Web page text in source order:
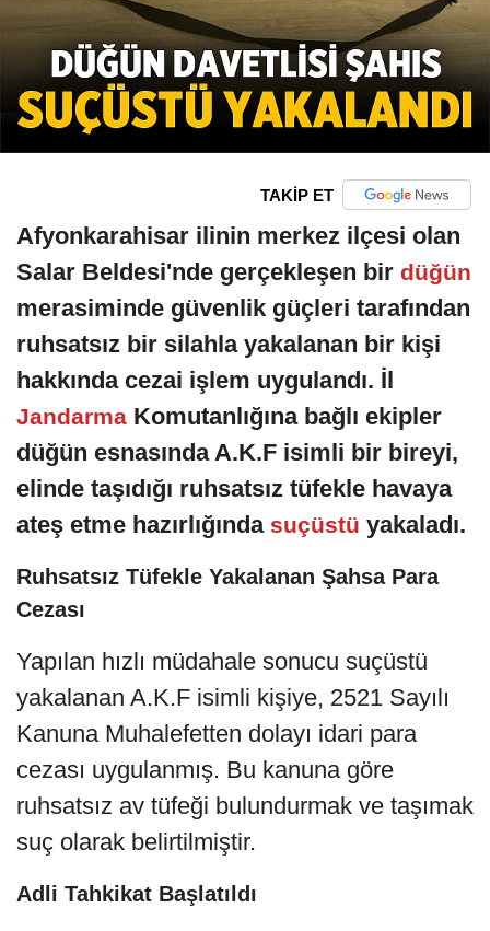
TAKİP ET
Afyonkarahisar ilinin merkez ilçesi olan
Salar Beldesi'nde gerçekleşen bir düğün
merasiminde güvenlik güçleri tarafından
ruhsatsız bir silahla yakalanan bir kişi
hakkında cezai işlem uygulandı. İl
Jandarma Komutanlığına bağlı ekipler
düğün esnasında A.K.F isimli bir bireyi,
elinde taşıdığı ruhsatsız tüfekle havaya
ateş etme hazırlığındasuçüstü yakaladı.
Ruhsatsız Tüfekle Yakalanan Şahsa Para
Cezası
Yapılan hızlı müdahale sonucu suçüstü
yakalanan A.K.F isimli kişiye, 2521 Sayılı
Kanuna Muhalefetten dolayı idari para
cezası uygulanmış. Bu kanuna göre
ruhsatsız av tüfeği bulundurmak ve taşımak
suç olarak belirtilmiştir.
Adli Tahkikat Başlatıldı